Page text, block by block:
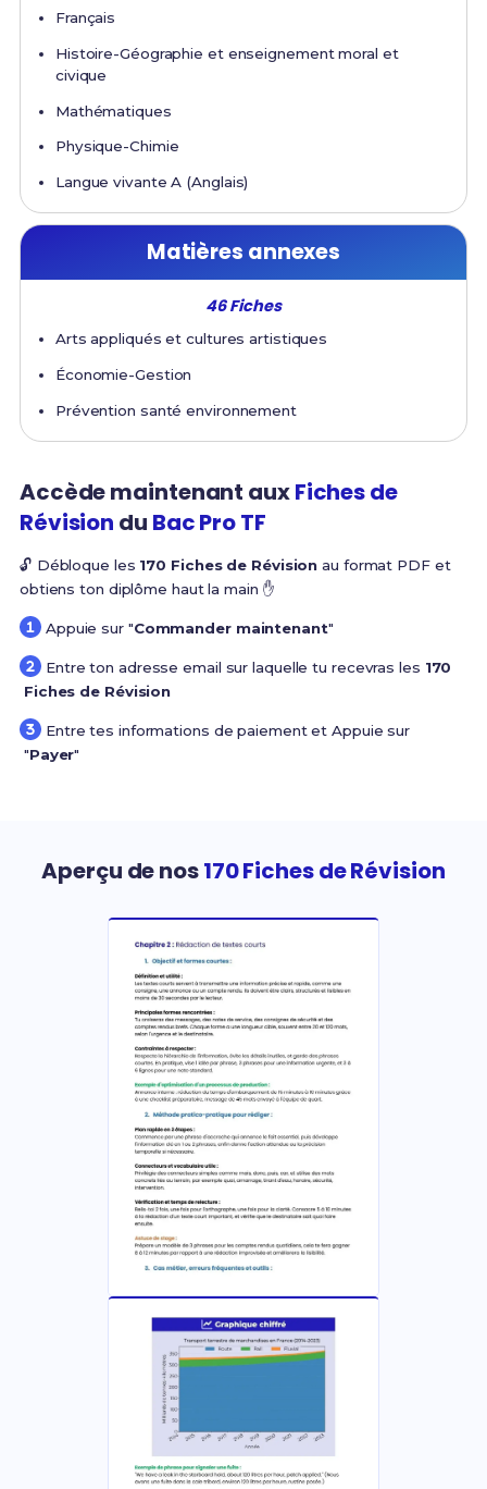
Français
Histoire-Géographie et enseignement moral et
civique
Mathématiques
Physique-Chimie
Langue vivante A (Anglais)
Matières annexes
46 Fiches
Arts appliqués et cultures artistiques
Économie-Gestion
Prévention santé environnement
Accède maintenant auxFiches de
Révision du Bac Pro TF
🔓 Débloque les 170 Fiches de Révision au format PDF et
obtiens ton diplôme haut la main ✋
Appuie sur "Commander maintenant"
Entre ton adresse email sur laquelle tu recevras les 170
Fiches de Révision
Entre tes informations de paiement et Appuie sur
"Payer"
Aperçu de nos170 Fiches de Révision